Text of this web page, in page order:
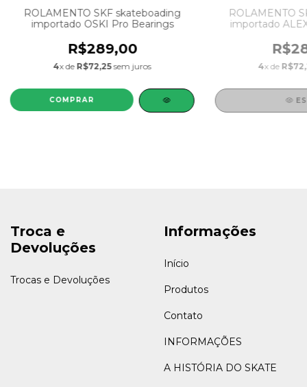
ROLAMENTO SKF skateboading
importado OSKI Pro Bearings
R$289,00
4x de R$72,25sem juros
ROLAMENTO
importado
4x de
Troca e
Devoluções
Trocas e Devoluções
Informações
Início
Produtos
Contato
INFORMAÇÕES
A HISTÓRIA DO SKATE